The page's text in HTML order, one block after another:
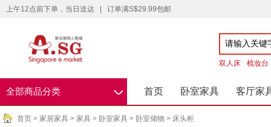
上午12点前下单，当日送达 订单满S$29.99包邮
双人床 梳妆台
全部商品分类 ◇ 首页 卧室家具 客厅家
首页 > 家居家具 > 家具 > 卧室家具 > 卧室储物 > 床头柜